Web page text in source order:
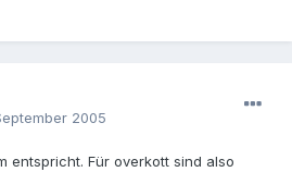
2005
entspricht. Für overkott sind also